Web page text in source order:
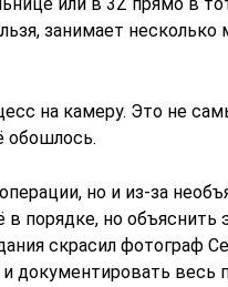
занимает несколько
на камеру. Это не
обошлось.
но и из-за
в порядке, но объяснить
скрасил фотограф
документировать весь